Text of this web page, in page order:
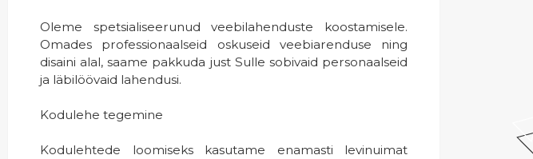
Oleme spetsialiseerunud veebilahenduste koostamisele.
Omades professionaalseid oskuseid veebiarenduse ning
disaini alal, saame pakkuda just Sulle sobivaid personaalseid
ja läbilöövaid lahendusi.
Kodulehe tegemine
Kodulehtede loomiseks kasutame enamasti levinuimat